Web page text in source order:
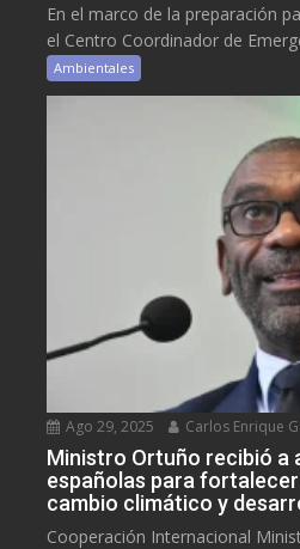
En el marco de la preparación
el Centro Coordinador de
Ambientales
Ago 29, 2025 Carlos Enrique
Ministro Ortuño recibió a
españolas para
cambio climático y
Cooperación Internacional